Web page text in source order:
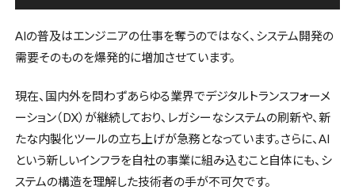
AIの普及はエンジニアの仕事を奪うのではなく、システム開発の
需要そのものを爆発的に増加させています。
現在、国内外を問わずあらゆる業界でデジタルトランスフォーメ
ーション（DX）が継続しており、レガシーなシステムの刷新や、新
たな内製化ツールの立ち上げが急務となっています。さらに、AI
という新しいインフラを自社の事業に組み込むこと自体にも、シ
ステムの構造を理解した技術者の手が不可欠です。